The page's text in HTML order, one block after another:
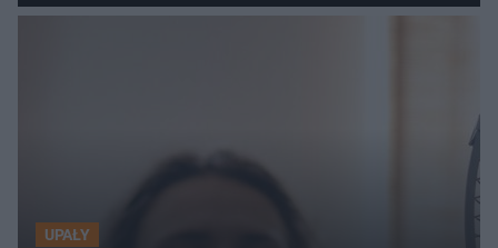
szczyt Gór Świętokrzyskich
UPAŁY